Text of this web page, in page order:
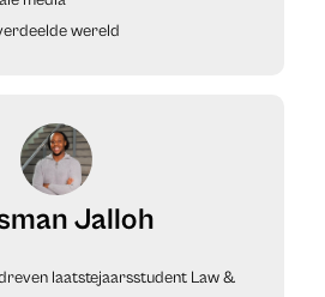
wereld
Jalloh
laatstejaarsstudent Law &